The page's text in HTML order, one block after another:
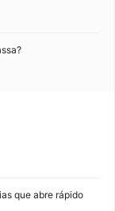
que abre rápido